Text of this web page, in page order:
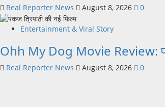
Real Reporter News August 8, 2026 0
Entertainment & Viral Story
Ohh My Dog Movie Review:
Real Reporter News August 8, 2026
0